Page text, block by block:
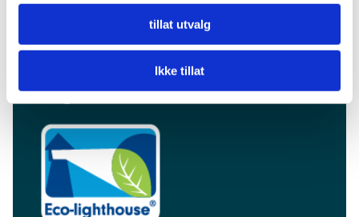
tillat utvalg
Ikke tillat
Markedsgata 3
info@visitalta.no